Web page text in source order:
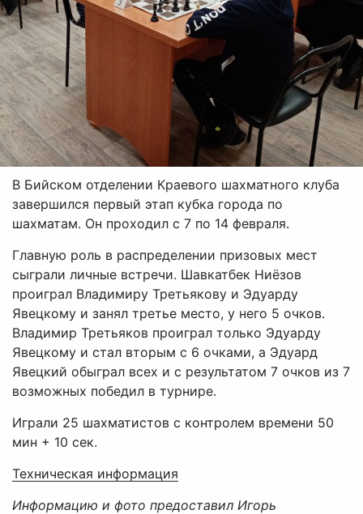
В Бийском отделении Краевого шахматного клуба
завершился первый этап кубка города по
шахматам. Он проходил с 7 по 14 февраля.
Главную роль в распределении призовых мест
сыграли личные встречи. Шавкатбек Ниёзов
проиграл Владимиру Третьякову и Эдуарду
Явецкому и занял третье место, у него 5 очков.
Владимир Третьяков проиграл только Эдуарду
Явецкому и стал вторым с 6 очками, а Эдуард
Явецкий обыграл всех и с результатом 7 очков из 7
возможных победил в турнире.
Играли 25 шахматистов с контролем времени 50
мин + 10 сек.
Техническая информация
Информацию и фото предоставил Игорь